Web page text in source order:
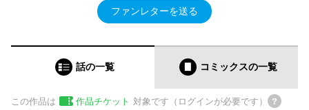
ファンレターを送る
話の一覧 コミックスの一覧
この作品は 作品チケット 対象です（ログインが必要です）